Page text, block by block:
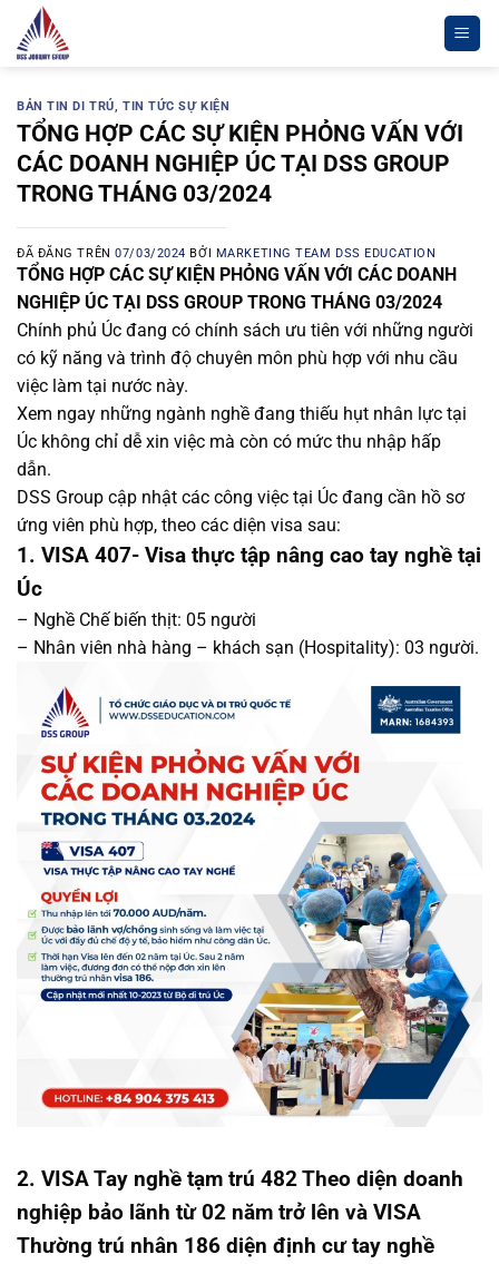
Chuyển
đến
dungBẢN TIN DI TRÚ, TIN TỨC SỰ KIỆN
TỔNG HỢP CÁC SỰ KIỆN PHỎNG VẤN VỚI
CÁC DOANH NGHIỆP ÚC TẠI DSS GROUP
TRONG THÁNG 03/2024
ĐÃ ĐĂNG TRÊN07/03/2024 BỞI MARKETING TEAM DSS EDUCATION
TỔNG HỢP CÁC SỰ KIỆN PHỎNG VẤN VỚI CÁC DOANH
NGHIỆP ÚC TẠI DSS GROUP TRONG THÁNG 03/2024
Chính phủ Úc đang có chính sách ưu tiên với những người
có kỹ năng và trình độ chuyên môn phù hợp với nhu cầu
việc làm tại nước này.
Xem ngay những ngành nghề đang thiếu hụt nhân lực tại
Úc không chỉ dễ xin việc mà còn có mức thu nhập hấp
dẫn.
DSS Group cập nhật các công việc tại Úc đang cần hồ sơ
ứng viên phù hợp, theo các diện visa sau:
1. VISA 407- Visa thực tập nâng cao tay nghề tại
Úc
– Nghề Chế biến thịt: 05 người
– Nhân viên nhà hàng – khách sạn (Hospitality): 03 người.
2. VISA Tay nghề tạm trú 482 Theo diện doanh
nghiệp bảo lãnh từ 02 năm trở lên và VISA
Thường trú nhân 186 diện định cư tay nghề